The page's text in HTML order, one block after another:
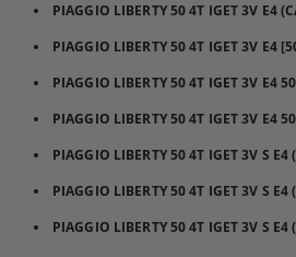
PIAGGIO LIBERTY 50 4T IGET 3V E4
PIAGGIO LIBERTY 50 4T IGET 3V E4
PIAGGIO LIBERTY 50 4T IGET 3V E4
PIAGGIO LIBERTY 50 4T IGET 3V E4
PIAGGIO LIBERTY 50 4T IGET 3V S E4
PIAGGIO LIBERTY 50 4T IGET 3V S
PIAGGIO LIBERTY 50 4T IGET 3V S